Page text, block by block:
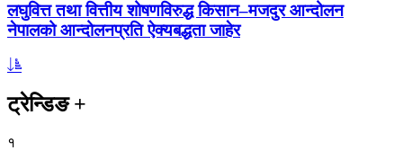
लघुवित्त तथा वित्तीय शोषणविरुद्ध किसान–मजदुर आन्दोलन
नेपालको आन्दोलनप्रति ऐक्यबद्धता जाहेर
ट्रेन्डिङ+
१